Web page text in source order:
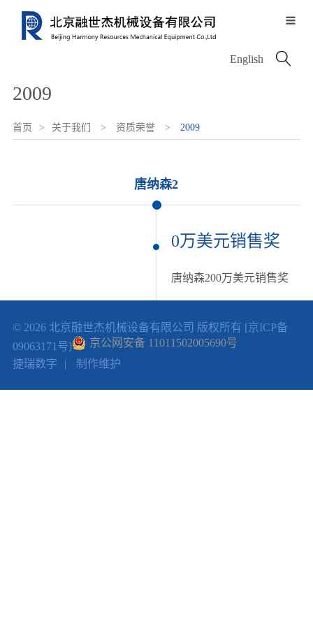

English 
关于我们
资质荣誉
领导致辞
产品中心
电动设备
沥青摊铺机
服务中心
服务网络
服务类型
配件中心
沃尔沃配件
信息中心
图片中心
融世杰人
2009
首页 > 关于我们 > 资质荣誉 > 2009
唐纳森2
0万美元销售奖
唐纳森200万美元销售奖
© 2026 北京融世杰机械设备有限公司 版权所有 [京ICP备
09063171号]
京公网安备 11011502005690号
捷瑞数字
| 制作维护